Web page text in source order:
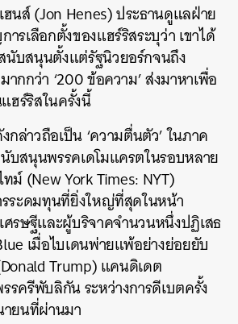
นส์ (Jon Henes) ประธานดูแลฝ่าย
รเลือกตั้งของแฮร์ริสระบุว่า เขาได้
บสนุนตั้งแต่รัฐนิวยอร์กจนถึง
กกว่า ‘200 ข้อความ’ ส่งมาหาเพื่อ
ฮร์ริสในครั้งนี้
ล่าวถือเป็น ‘ความตื่นตัว’ ในภาค
บสนุนพรรคเดโมแครตในรอบหลาย
ม์ (New York Times: NYT)
รระดมทุนที่ยิ่งใหญ่ที่สุดในหน้า
ศรษฐีและผู้บริจาคจำนวนหนึ่งปฏิเสธ
เมื่อไบเดนพ่ายแพ้อย่างย่อยยับ
Trump) แคนดิเดต
รครีพับลิกัน ระหว่างการดีเบตครั้ง
ยนที่ผ่านมา